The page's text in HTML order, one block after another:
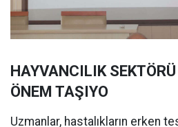
HAYVANCILIK
ÖNEM TAŞIYO
Uzmanlar, hastalıkların erken